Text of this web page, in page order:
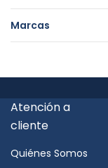
Marcas
Atención a
cliente
Quiénes Somos